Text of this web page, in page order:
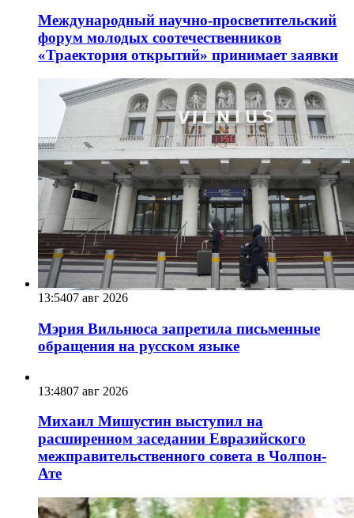
Международный научно-просветительский
форум молодых соотечественников
«Траектория открытий» принимает заявки
13:5407 авг 2026
Мэрия Вильнюса запретила письменные
обращения на русском языке
13:4807 авг 2026
Михаил Мишустин выступил на
расширенном заседании Евразийского
межправительственного совета в Чолпон-
Ате